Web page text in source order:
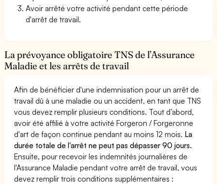
Avoir arrêté votre activité pendant cette période
d'arrêt de travail.
La prévoyance obligatoire TNS de l’Assurance
Maladie et les arrêts de travail
Afin de bénéficier d'une indemnisation pour un arrêt de
travail dû à une maladie ou un accident, en tant que TNS
vous devez remplir plusieurs conditions. Tout d’abord,
avoir été affilié à votre activité Forgeron / Forgeronne
d'art de façon continue pendant au moins 12 mois. La
durée totale de l'arrêt ne peut pas dépasser 90 jours.
Ensuite, pour recevoir les indemnités journalières de
l'Assurance Maladie pendant votre arrêt de travail, vous
devez remplir trois conditions supplémentaires :